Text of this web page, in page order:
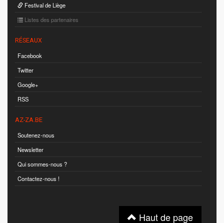
Festival de Liège
Listes des partenaires
RÉSEAUX
Facebook
Twitter
Google+
RSS
AZ-ZA.BE
Soutenez-nous
Newsletter
Qui sommes-nous ?
Contactez-nous !
Haut de page